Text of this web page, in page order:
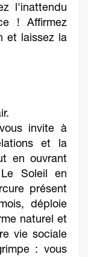
l'inattendu
! Affirmez
et laissez la
invite à
et la
en ouvrant
Soleil en
présent
déploie
naturel et
vie sociale
: vous